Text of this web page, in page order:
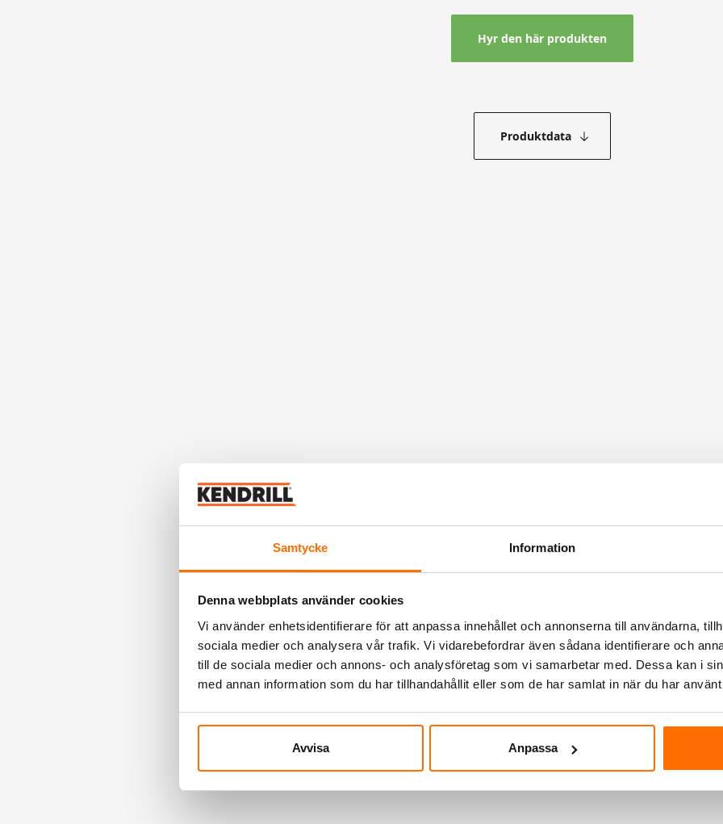
Samtycke Information
Denna webbplats använder cookies
Vi använder enhetsidentifierare för att anpassa innehållet och annonserna till användarna,
sociala medier och analysera vår trafik. Vi vidarebefordrar även sådana identifierare och
till de sociala medier och annons- och analysföretag som vi samarbetar med. Dessa kan i
med annan information som du har tillhandahållit eller som de har samlat in när du har
Avvisa Anpassa
Hyr den här produkten
Produktdata